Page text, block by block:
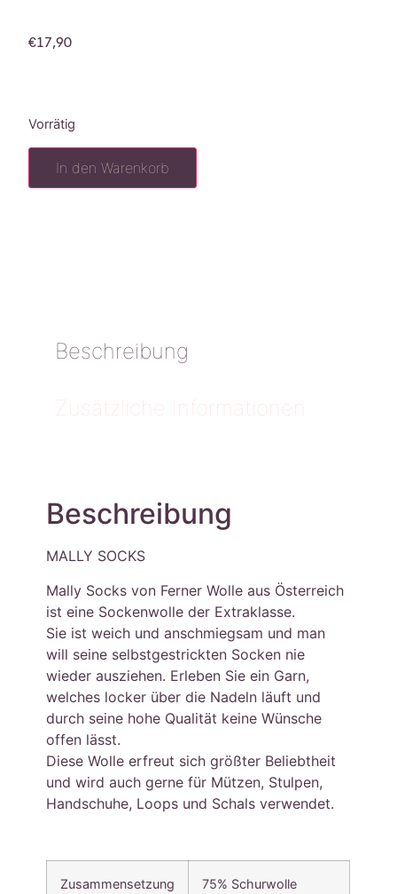
€17,90
Vorrätig
In den Warenkorb
Beschreibung
Zusätzliche Informationen
Beschreibung
MALLY SOCKS
Mally Socks von Ferner Wolle aus Österreich
ist eine Sockenwolle der Extraklasse.
Sie ist weich und anschmiegsam und man
will seine selbstgestrickten Socken nie
wieder ausziehen. Erleben Sie ein Garn,
welches locker über die Nadeln läuft und
durch seine hohe Qualität keine Wünsche
offen lässt.
Diese Wolle erfreut sich größter Beliebtheit
und wird auch gerne für Mützen, Stulpen,
Handschuhe, Loops und Schals verwendet.
Zusammensetzung
75% Schurwolle